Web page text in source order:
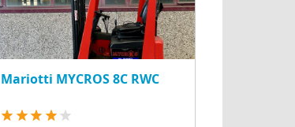
Mariotti MYCROS 8C RWC